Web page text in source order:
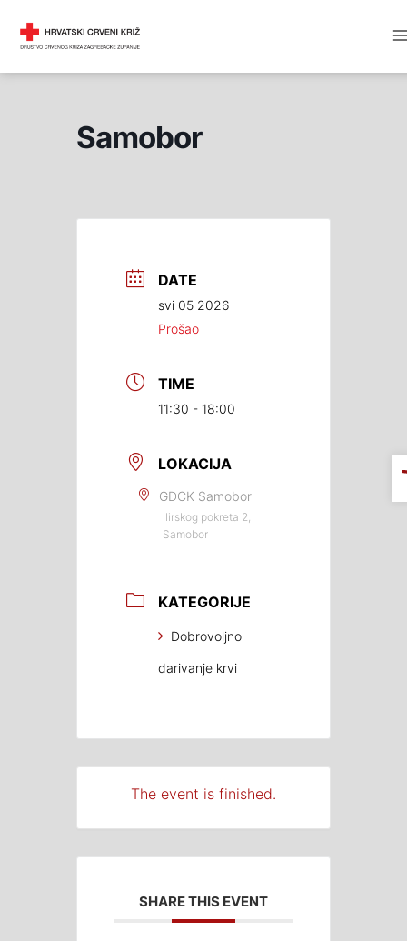
Samobor
DATE
svi 05 2026
Prošao
TIME
11:30 - 18:00
LOKACIJA
GDCK Samobor
Ilirskog pokreta 2,
Samobor
KATEGORIJE
Dobrovoljno
darivanje krvi
The event is finished.
SHARE THIS EVENT